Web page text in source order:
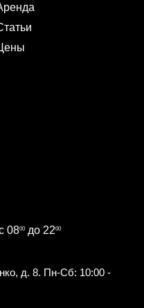
0800до 2200
д. 8. Пн-Сб: 10:00 -